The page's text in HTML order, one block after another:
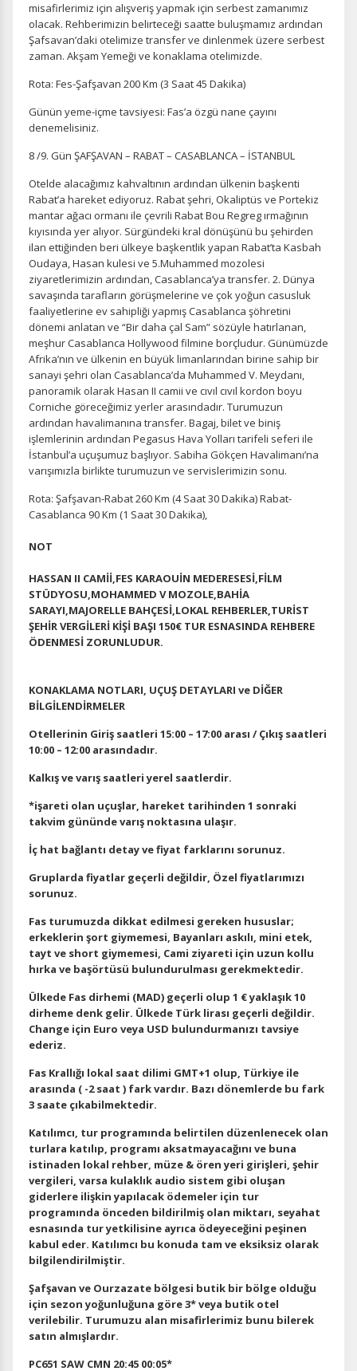
ÇEREZ KULLANIM AYARLARINIZ
Çerez tercihlerinizibelirleyin.
gizlilik koşullarınıinceleyebilirsiniz.
Oturum yönetimi, güvenlik ve temel site işlevleri için
gereklidir. Bu çerezler olmadan site düzgün çalışmaz ve
devre dışı bırakılamaz.
İstatistik Çerezleri
Ziyaretçilerin siteyi nasıl kullandığını anonim olarak
ölçeriz. Hangi sayfaların popüler olduğunu ve
kullanıcıların nerede zorluk yaşadığını anlamamıza
yardımcı olur.
Pazarlama Çerezleri
Size ve ilgi alanlarınıza uygun reklamlar göstermek için
kullanılır. Kapatırsanız reklamları görmeye devam
Tercihleri Kaydet
misafirlerimiz için alışveriş yapmak için serbest zamanımız
olacak. Rehberimizin belirteceği saatte buluşmamız ardından
Şafsavan’daki otelimize transfer ve dinlenmek üzere serbest
zaman. Akşam Yemeği ve konaklama otelimizde.
Rota: Fes-Şafşavan 200 Km (3 Saat 45 Dakika)
Günün yeme-içme tavsiyesi: Fas’a özgü nane çayını
denemelisiniz.
8 /9. Gün ŞAFŞAVAN – RABAT – CASABLANCA – İSTANBUL
Otelde alacağımız kahvaltının ardından ülkenin başkenti
Rabat’a hareket ediyoruz. Rabat şehri, Okaliptüs ve Portekiz
mantar ağacı ormanı ile çevrili Rabat Bou Regreg ırmağının
kıyısında yer alıyor. Sürgündeki kral dönüşünü bu şehirden
ilan ettiğinden beri ülkeye başkentlik yapan Rabat’ta Kasbah
Oudaya, Hasan kulesi ve 5.Muhammed mozolesi
ziyaretlerimizin ardından, Casablanca’ya transfer. 2. Dünya
savaşında tarafların görüşmelerine ve çok yoğun casusluk
faaliyetlerine ev sahipliği yapmış Casablanca şöhretini
dönemi anlatan ve “Bir daha çal Sam” sözüyle hatırlanan,
meşhur Casablanca Hollywood filmine borçludur. Günümüzde
Afrika’nın ve ülkenin en büyük limanlarından birine sahip bir
sanayi şehri olan Casablanca’da Muhammed V. Meydanı,
panoramik olarak Hasan II camii ve cıvıl cıvıl kordon boyu
Corniche göreceğimiz yerler arasındadır. Turumuzun
ardından havalimanına transfer. Bagaj, bilet ve biniş
işlemlerinin ardından Pegasus Hava Yolları tarifeli seferi ile
İstanbul’a uçuşumuz başlıyor. Sabiha Gökçen Havalimanı’na
varışımızla birlikte turumuzun ve servislerimizin sonu.
Rota: Şafşavan-Rabat 260 Km (4 Saat 30 Dakika) Rabat-
Casablanca 90 Km (1 Saat 30 Dakika),
NOT
HASSAN II CAMİİ,FES KARAOUİN MEDERESESİ,FİLM
STÜDYOSU,MOHAMMED V MOZOLE,BAHİA
SARAYI,MAJORELLE BAHÇESİ,LOKAL REHBERLER,TURİST
ŞEHİR VERGİLERİ KİŞİ BAŞI 150€ TUR ESNASINDA REHBERE
ÖDENMESİ ZORUNLUDUR.
KONAKLAMA NOTLARI, UÇUŞ DETAYLARI ve DİĞER
BİLGİLENDİRMELER
Otellerinin Giriş saatleri 15:00 – 17:00 arası / Çıkış saatleri
10:00 – 12:00 arasındadır.
Kalkış ve varış saatleri yerel saatlerdir.
*işareti olan uçuşlar, hareket tarihinden 1 sonraki
takvim gününde varış noktasına ulaşır.
İç hat bağlantı detay ve fiyat farklarını sorunuz.
Gruplarda fiyatlar geçerli değildir, Özel fiyatlarımızı
sorunuz.
Fas turumuzda dikkat edilmesi gereken hususlar;
erkeklerin şort giymemesi, Bayanları askılı, mini etek,
tayt ve short giymemesi, Cami ziyareti için uzun kollu
hırka ve başörtüsü bulundurulması gerekmektedir.
Ülkede Fas dirhemi (MAD) geçerli olup 1 € yaklaşık 10
dirheme denk gelir. Ülkede Türk lirası geçerli değildir.
Change için Euro veya USD bulundurmanızı tavsiye
ederiz.
Fas Krallığı lokal saat dilimi GMT+1 olup, Türkiye ile
arasında ( -2 saat ) fark vardır. Bazı dönemlerde bu fark
3 saate çıkabilmektedir.
Katılımcı, tur programında belirtilen düzenlenecek olan
turlara katılıp, programı aksatmayacağını ve buna
istinaden lokal rehber, müze & ören yeri girişleri, şehir
vergileri, varsa kulaklık audio sistem gibi oluşan
giderlere ilişkin yapılacak ödemeler için tur
programında önceden bildirilmiş olan miktarı, seyahat
esnasında tur yetkilisine ayrıca ödeyeceğini peşinen
kabul eder. Katılımcı bu konuda tam ve eksiksiz olarak
bilgilendirilmiştir.
Şafşavan ve Ourzazate bölgesi butik bir bölge olduğu
için sezon yoğunluğuna göre 3* veya butik otel
verilebilir. Turumuzu alan misafirlerimiz bunu bilerek
satın almışlardır.
PC651 SAW CMN 20:45 00:05*